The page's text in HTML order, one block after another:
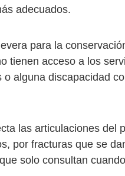
adecuados.
para la
tienen acceso a los
alguna discapacidad
las articulaciones del
por fracturas que se
solo consultan